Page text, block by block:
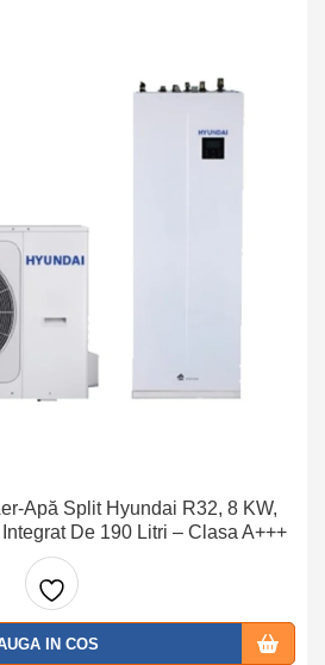
Apă Split Hyundai R32, 8 KW,
De 190 Litri – Clasa A+++
Adaug
IN COS